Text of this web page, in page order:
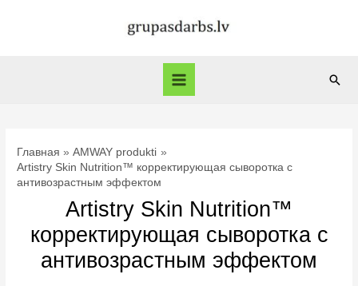
Main
Главная
AMWAY produkti
Artistry Skin Nutrition™ корректирующая сыворотка с
антивозрастным эффектом
Artistry Skin Nutrition™
корректирующая сыворотка с
антивозрастным эффектом